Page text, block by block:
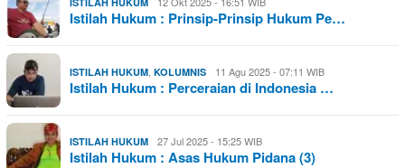
Istilah Hukum : Prinsip-Prinsip Hukum Pe…
ISTILAH HUKUM, KOLUMNIS 11 Agu 2025 - 07:11 WIB
Istilah Hukum : Perceraian di Indonesia …
ISTILAH HUKUM 27 Jul 2025 - 15:25 WIB
Istilah Hukum : Asas Hukum Pidana (3)